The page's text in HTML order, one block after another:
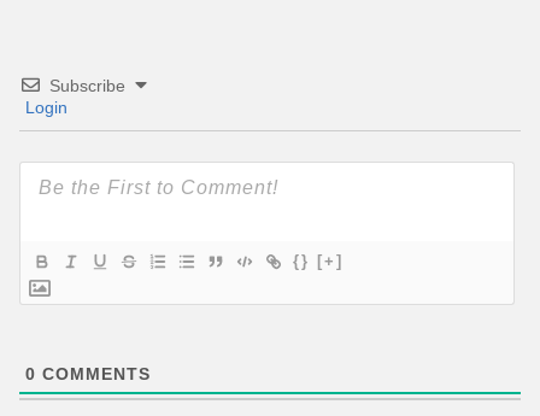
Subscribe
Login
{} [+]
0 COMMENTS